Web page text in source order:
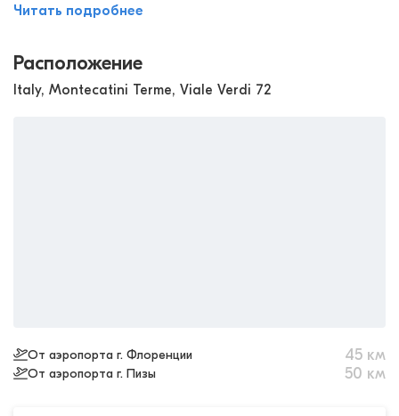
Читать подробнее
Расположение
Italy, Montecatini Terme, Viale Verdi 72
От аэропорта г. Флоренции 45 км
От аэропорта г. Пизы 50 км